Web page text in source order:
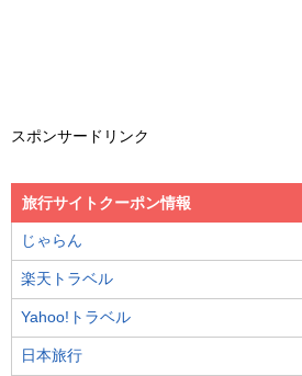
スポンサードリンク
旅行サイトクーポン情報
じゃらん
楽天トラベル
Yahoo!トラベル
日本旅行